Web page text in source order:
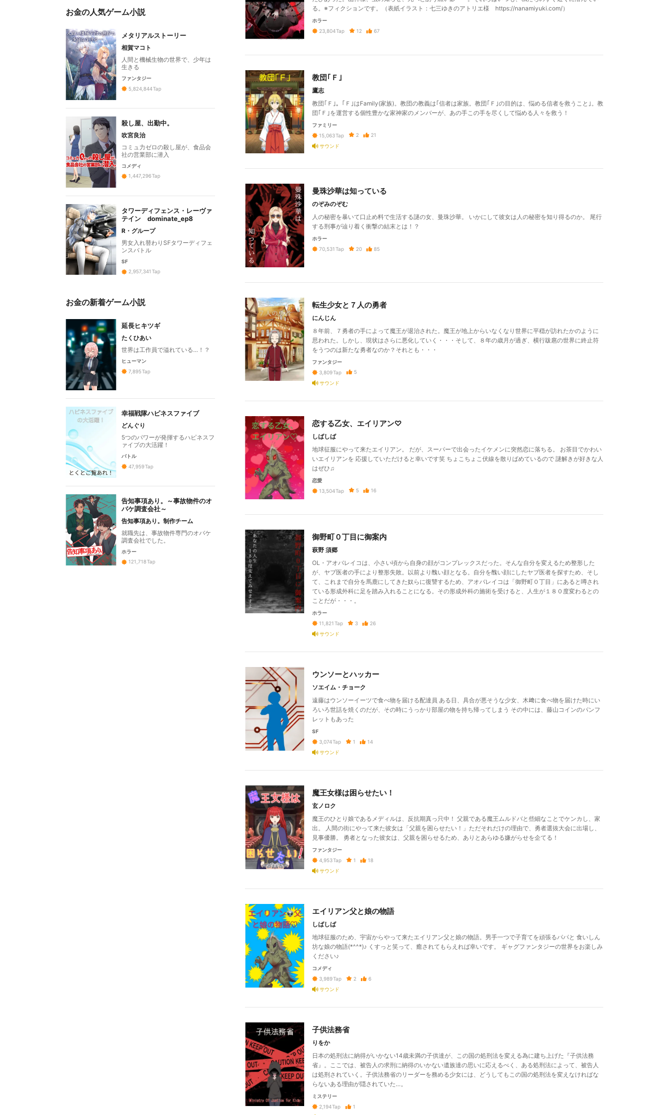
る。※フィクションです。（表紙イラスト：七三ゆきのアトリエ様 https://nanamiyuki.com/）
ホラー
23,804Tap 12 67
教団｢Ｆ｣
鷹志
教団｢Ｆ｣。｢Ｆ｣はFamily(家族)。教団の教義は｢信者は家族。教団｢Ｆ｣の目的は、悩める信者を救うこと｣。教
団｢Ｆ｣を運営する個性豊かな家神家のメンバーが、あの手この手を尽くして悩める人々を救う！
ファミリー
15,063Tap 2
21
サウンド
曼珠沙華は知っている
のぞみのぞむ
人の秘密を暴いて口止め料で生活する謎の女、曼珠沙華。 いかにして彼女は人の秘密を知り得るのか。 尾行
する刑事が辿り着く衝撃の結末とは！？
ホラー
70,531 Tap 20 85
転生少女と７人の勇者
にんじん
８年前、７勇者の手によって魔王が退治された。魔王が地上からいなくなり世界に平穏が訪れたかのように
思われた。しかし、現状はさらに悪化していく・・・そして、８年の歳月が過ぎ、横行跋扈の世界に終止符
をうつのは新たな勇者なのか？それとも・・・
ファンタジー
3,809Tap
5
サウンド
恋する乙女、エイリアン♡
しばしば
地球征服にやって来たエイリアン。 だが、スーパーで出会ったイケメンに突然恋に落ちる。 お茶目でかわい
いエイリアンを 応援していただけると幸いです笑 ちょこちょこ伏線を散りばめているので 謎解きが好きな人
はぜひ♫
恋愛
13,504Tap 5 16
御野町０丁目に御案内
萩野 須郷
OL・アオバレイコは、小さい頃から自身の顔がコンプレックスだった。そんな自分を変えるため整形した
が、ヤブ医者の手により整形失敗。以前より醜い顔となる。自分を醜い顔にしたヤブ医者を探すため、そし
て、これまで自分を馬鹿にしてきた奴らに復讐するため、アオバレイコは「御野町０丁目」にあると噂され
ている形成外科に足を踏み入れることになる。その形成外科の施術を受けると、人生が１８０度変わるとの
ことだが・・・。
ホラー
11,821Tap 3
26
サウンド
ウンソーとハッカー
ソエイム・チョーク
遠藤はウンソーイーツで食べ物を届ける配達員 ある日、具合が悪そうな少女、木﨑に食べ物を届けた時にい
ろいろ世話を焼くのだが、その時にうっかり部屋の物を持ち帰ってしまう その中には、藤山コインのパンフ
レットもあった
SF
3,074Tap 1
14
サウンド
魔王女様は困らせたい！
玄ノロク
魔王のひとり娘であるメディルは、反抗期真っ只中！ 父親である魔王ムルドバと些細なことでケンカし、家
出。 人間の街にやって来た彼女は「父親を困らせたい！」ただそれだけの理由で、勇者選抜大会に出場し、
見事優勝。 勇者となった彼女は、父親を困らせるため、ありとあらゆる嫌がらせを企てる！
ファンタジー
4,953Tap 1
18
サウンド
エイリアン父と娘の物語
しばしば
地球征服のため、宇宙からやって来たエイリアン父と娘の物語。男手一つで子育てを頑張るパパと 食いしん
坊な娘の物語(*^^*)♪ くすっと笑って、癒されてもらえれば幸いです。 ギャグファンタジーの世界をお楽しみ
ください♪
コメディ
3,989Tap 2
6
サウンド
子供法務省
りをか
日本の処刑法に納得がいかない14歳未満の子供達が、この国の処刑法を変える為に建ち上げた『子供法務
省』。ここでは、被告人の求刑に納得のいかない遺族達の思いに応えるべく、ある処刑法によって、被告人
は処刑されていく。子供法務省のリーダーを務める少女には、どうしてもこの国の処刑法を変えなければな
らないある理由が隠されていた…。
ミステリー
2,194Tap
1
お金の人気ゲーム小説
メタリアルストーリー
相賀マコト
人間と機械生物の世界で、少年は
生きる
ファンタジー
5,824,844Tap
殺し屋、出勤中。
吹宮良治
コミュ力ゼロの殺し屋が、食品会
社の営業部に潜入
コメディ
1,447,296Tap
タワーディフェンス・レーヴァ
テイン dominate_ep8
R・グループ
男女入れ替わりSFタワーディフェ
ンスバトル
SF
2,957,341Tap
お金の新着ゲーム小説
延長ヒキツギ
たくひあい
世界は工作員で溢れている…！？
ヒューマン
7,895Tap
幸福戦隊ハピネスファイブ
どんぐり
5つのパワーが発揮するハピネスフ
ァイブの大活躍！
バトル
47,959Tap
告知事項あり。～事故物件のオ
バケ調査会社～
告知事項あり。制作チーム
就職先は、事故物件専門のオバケ
調査会社でした。
ホラー
121,718Tap